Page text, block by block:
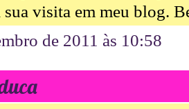
sua visita em meu blog.
de 2011 às 10:58